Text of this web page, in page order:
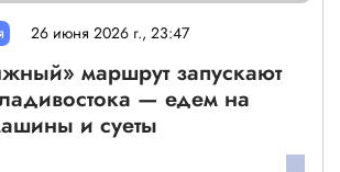
26 июня 2026 г., 23:47
маршрут запускают
— едем на
и суеты